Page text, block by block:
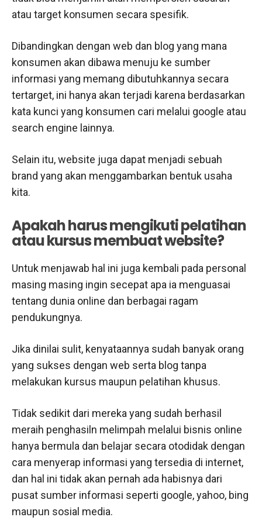
atau target konsumen secara spesifik.
Dibandingkan dengan web dan blog yang mana
konsumen akan dibawa menuju ke sumber
informasi yang memang dibutuhkannya secara
tertarget, ini hanya akan terjadi karena berdasarkan
kata kunci yang konsumen cari melalui google atau
search engine lainnya.
Selain itu, website juga dapat menjadi sebuah
brand yang akan menggambarkan bentuk usaha
kita.
Apakah harus mengikuti pelatihan
atau kursus membuat website?
Untuk menjawab hal ini juga kembali pada personal
masing masing ingin secepat apa ia menguasai
tentang dunia online dan berbagai ragam
pendukungnya.
Jika dinilai sulit, kenyataannya sudah banyak orang
yang sukses dengan web serta blog tanpa
melakukan kursus maupun pelatihan khusus.
Tidak sedikit dari mereka yang sudah berhasil
meraih penghasiln melimpah melalui bisnis online
hanya bermula dan belajar secara otodidak dengan
cara menyerap informasi yang tersedia di internet,
dan hal ini tidak akan pernah ada habisnya dari
pusat sumber informasi seperti google, yahoo, bing
maupun sosial media.